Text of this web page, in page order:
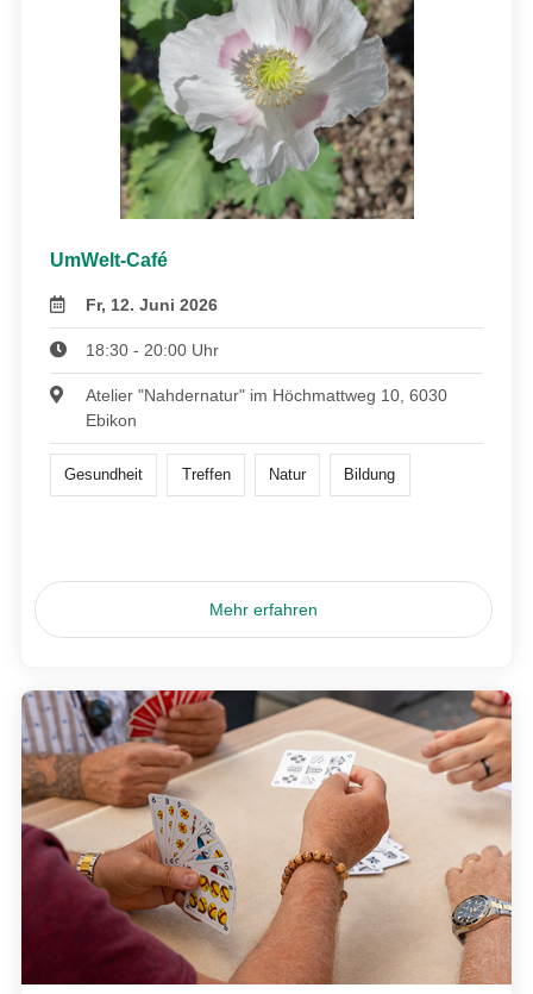
UmWelt-Café
Fr, 12. Juni 2026
18:30 - 20:00 Uhr
Atelier "Nahdernatur" im Höchmattweg 10, 6030
Ebikon
Gesundheit Treffen Natur Bildung
Mehr erfahren